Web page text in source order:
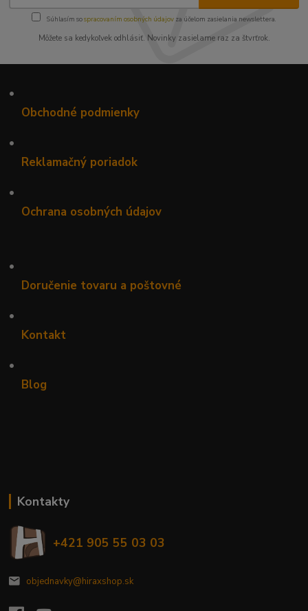
Súhlasím sospracovaním osobných údajov za účelom zasielania newslettera.
Môžete sa kedykoľvek odhlásiť. Novinky zasielame raz za štvrťrok.
•
Obchodné podmienky
•
Reklamačný poriadok
•
Ochrana osobných údajov
•
Doručenie tovaru a poštovné
•
Kontakt
•
Blog
Kontakty
+421 905 55 03 03
objednavky@hiraxshop.sk